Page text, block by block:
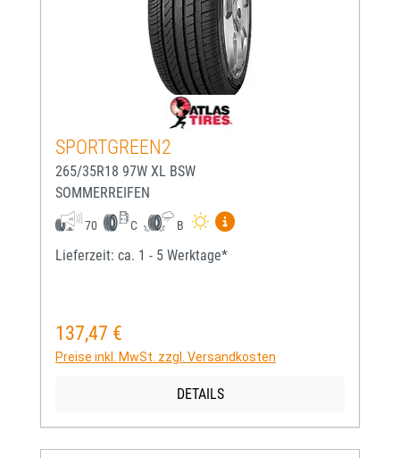
SPORTGREEN2
265/35R18 97W XL BSW
SOMMERREIFEN
70 C B
Mehr Informationen zum
Lieferzeit: ca. 1 - 5 Werktage*
Regulärer Preis:
137,47 €
Preise inkl. MwSt. zzgl. Versandkosten
DETAILS